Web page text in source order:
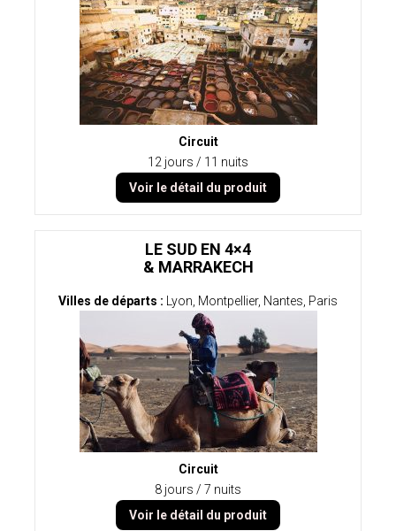
Circuit
12 jours / 11 nuits
Voir le détail du produit
LE SUD EN 4×4
& MARRAKECH
Villes de départs : Lyon, Montpellier, Nantes, Paris
Circuit
8 jours / 7 nuits
Voir le détail du produit